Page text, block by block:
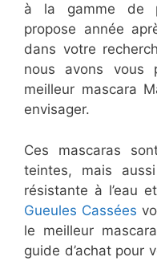
à la gamme de
propose année
dans votre
nous avons vous
meilleur mascara
envisager.
Ces mascaras
teintes, mais
résistante à l’eau
Gueules Cassées
le meilleur
guide d’achat pour